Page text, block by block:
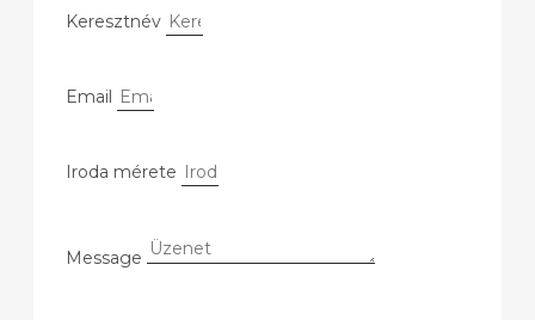
Keresztnév
Email
Iroda mérete
Message